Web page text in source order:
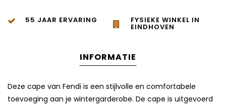
55 JAAR ERVARING FYSIEKE WINKEL IN
EINDHOVEN
INFORMATIE
Deze cape van Fendi is een stijlvolle en comfortabele
toevoeging aan je wintergarderobe. De cape is uitgevoerd